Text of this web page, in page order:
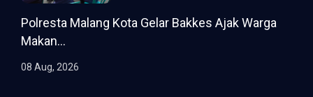
Polresta Malang Kota Gelar Bakkes Ajak Warga
Makan...
08 Aug, 2026